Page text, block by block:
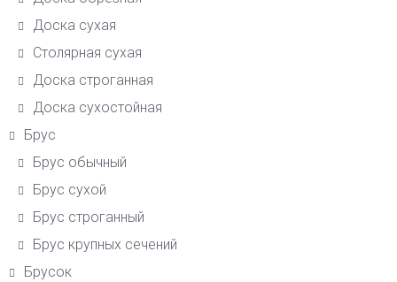
Доска сухая
Столярная сухая
Доска строганная
Доска сухостойная
Брус
Брус обычный
Брус сухой
Брус строганный
Брус крупных сечений
Брусок